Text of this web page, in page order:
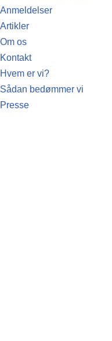
Anmeldelser
Artikler
Om os
Kontakt
Hvem er vi?
Sådan bedømmer vi
Presse